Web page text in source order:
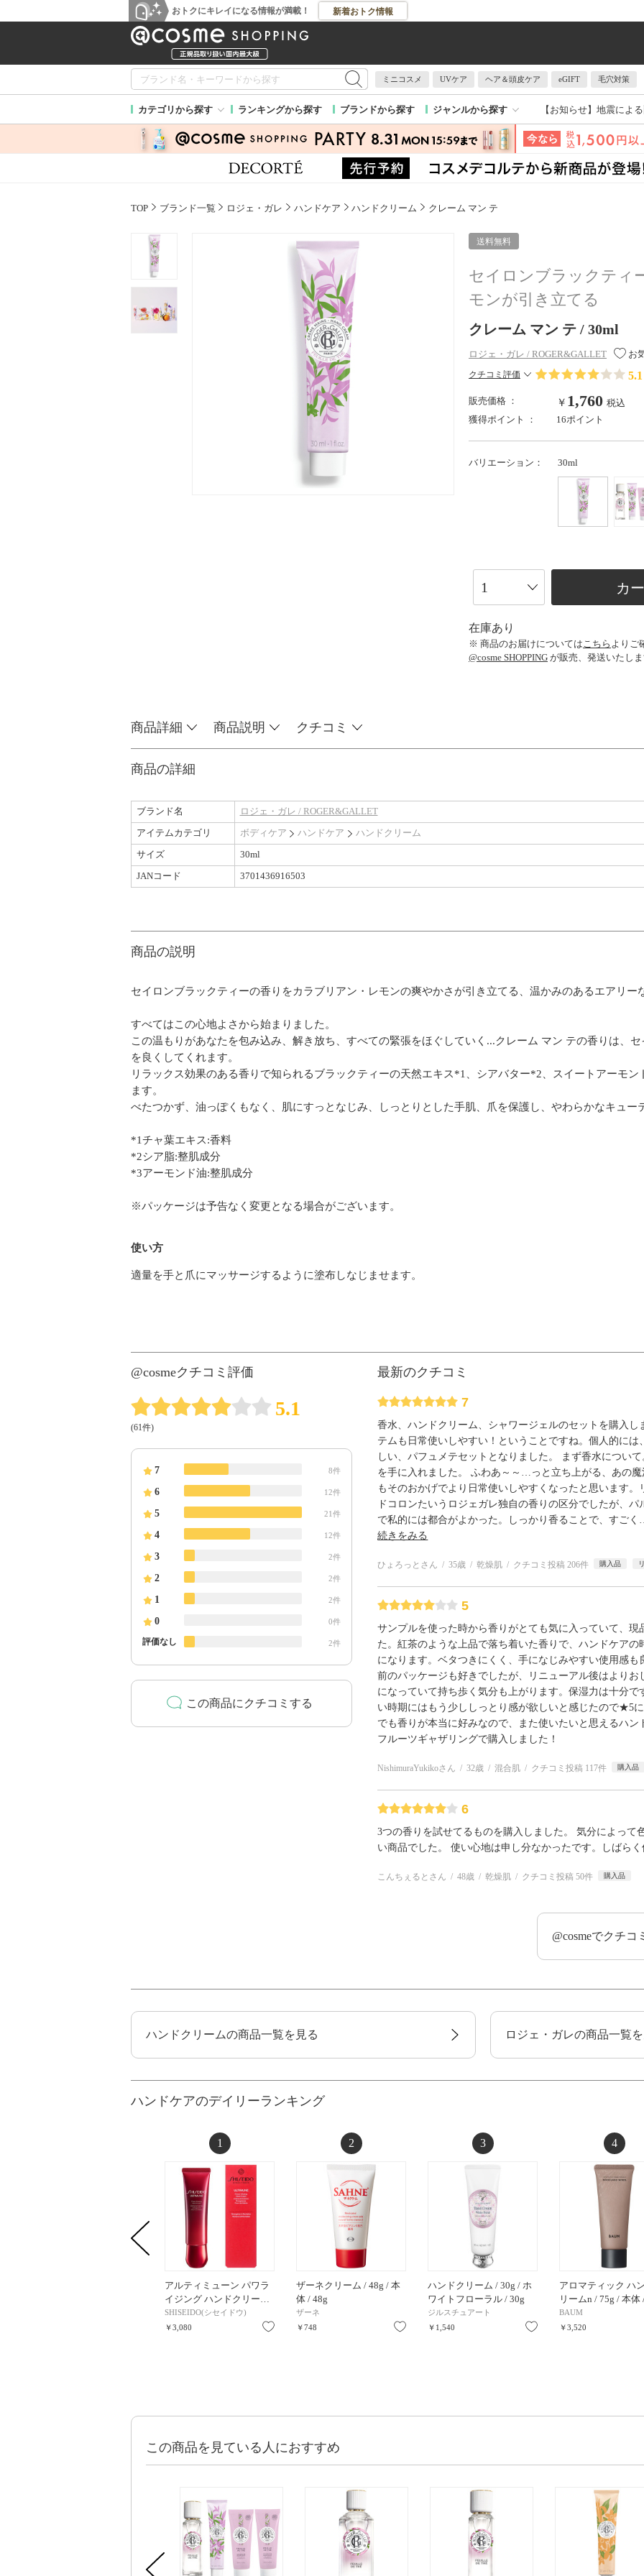
おトクにキレイになる情報が満載！ 新着おトク情報
ミニコスメ UVケア ヘア＆頭皮ケア eGIFT 毛穴対策
カテゴリから探す ランキングから探す ブランドから探す ジャンルから探す 【お知らせ】 地震によ
TOP ブランド一覧 ロジェ・ガレ ハンドケア ハンドクリーム クレーム マン テ
送料無料
セイロンブラックティ
モンが引き立てる
クレーム マン テ / 30ml
ロジェ・ガレ / ROGER&GALLET お
クチコミ評価 5.1
販売価格 ： ￥ 1,760 税込
獲得ポイント ：
16ポイント
バリエーション： 30ml
カ
在庫あり
※ 商品のお届けについては こちら よりご
@cosme SHOPPING が販売、発送いたし
商品詳細 商品説明 クチコミ
商品の詳細
ブランド名
ロジェ・ガレ / ROGER&GALLET
アイテムカテゴリ
ボディケア ハンドケア
ハンドクリーム
サイズ
30ml
JANコード
3701436916503
商品の説明
セイロンブラックティーの香りをカラブリアン・レモンの爽やかさが引き立てる、温かみのあるエアリー
すべてはこの心地よさから始まりました。
この温もりがあなたを包み込み、解き放ち、すべての緊張をほぐしていく...クレーム マン テの香りは、
を良くしてくれます。
リラックス効果のある香りで知られるブラックティーの天然エキス*1、シアバター*2、スイートアーモ
ます。
べたつかず、油っぽくもなく、肌にすっとなじみ、しっとりとした手肌、爪を保護し、やわらかなキュー
*1チャ葉エキス:香料
*2シア脂:整肌成分
*3アーモンド油:整肌成分
※パッケージは予告なく変更となる場合がございます。
使い方
適量を手と爪にマッサージするように塗布しなじませます。
@cosmeクチコミ評価
5.1
(61件)
7 8件
6 12件
5 21件
4 12件
3 2件
2 2件
1 2件
0 0件
評価なし 2件
この商品にクチコミする
最新のクチコミ
7
香水、ハンドクリーム、シャワージェルのセットを購入
テムも日常使いしやすい！ということですね。個人的に
しい、パフュメテセットとなりました。 まず香水につい
を手に入れました。 ふわあ～～…っと立ち上がる、あの
もそのおかげでより日常使いしやすくなったと思います
ドコロンたいうロジェガレ独自の香りの区分でしたが、
で私的には都合がよかった。しっかり香ることで、すごく
続きをみる
ひょろっとさん 35歳 乾燥肌 クチコミ投稿 206件 購入品
5
サンプルを使った時から香りがとても気に入っていて、現
た。紅茶のような上品で落ち着いた香りで、ハンドケアの
になります。ベタつきにくく、手になじみやすい使用感も
前のパッケージも好きでしたが、リニューアル後はよりお
になっていて持ち歩く気分も上がります。保湿力は十分で
い時期にはもう少ししっとり感が欲しいと感じたので★5
でも香りが本当に好みなので、また使いたいと思えるハン
フルーツギャザリングで購入しました！
NishimuraYukikoさん 32歳 混合肌 クチコミ投稿 117件 購入品
6
3つの香りを試せてるものを購入しました。 気分によって
い商品でした。 使い心地は申し分なかったです。しばら
こんちぇるとさん 48歳 乾燥肌 クチコミ投稿 50件 購入品
@cosmeでクチ
ハンドクリームの商品一覧を見る ロジェ・ガレの商品一覧
ハンドケアのデイリーランキング
1
アルティミューン パワラ
イジング ハンドクリー…
SHISEIDO(シセイドウ)
￥3,080
お気に入り
2
ザーネクリーム / 48g / 本
体 / 48g
ザーネ
￥748
お気に入り
3
ハンドクリーム / 30g / ホ
ワイトフローラル / 30g
ジルスチュアート
￥1,540
お気に入り
4
アロマティック ハ
リームn / 75g / 本
BAUM
￥3,520
この商品を見ている人におすすめ